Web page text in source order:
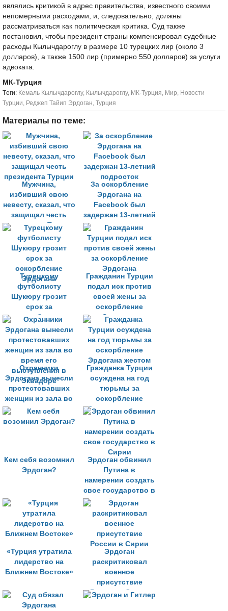
являлись критикой в адрес правительства, известного своими
непомерными расходами, и, следовательно, должны
рассматриваться как политическая критика. Суд также
постановил, чтобы президент страны компенсировал судебные
расходы Кылычдароглу в размере 10 турецких лир (около 3
долларов), а также 1500 лир (примерно 550 долларов) за услуги
адвоката.
МК-Турция
Tеги: Кемаль Кылычдароглу, Кылычдароглу, МК-Турция, Мир, Новости
Турции, Реджеп Тайип Эрдоган, Турция
Материалы по теме:
Мужчина,
избивший свою
невесту, сказал, что
защищал честь
президента Турции
За оскорбление
Эрдогана на
Facebook был
задержан 13-летний
подросток
Турецкому
футболисту
Шукюру грозит
срок за
оскорбление
Эрдогана
Гражданин Турции
подал иск против
своей жены за
оскорбление
Эрдогана
Охранники
Эрдогана вынесли
протестовавших
женщин из зала во
время его
выступления в
Гражданка Турции
осуждена на год
тюрьмы за
оскорбление
Эрдогана жестом
Кем себя возомнил
Эрдоган?
Эрдоган обвинил
Путина в
намерении создать
свое государство в
Сирии
«Турция утратила
лидерство на
Ближнем Востоке»
Эрдоган
раскритиковал
военное
присутствие
России в Сирии